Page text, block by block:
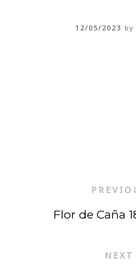
12/05/2023 by
Flor de Caña